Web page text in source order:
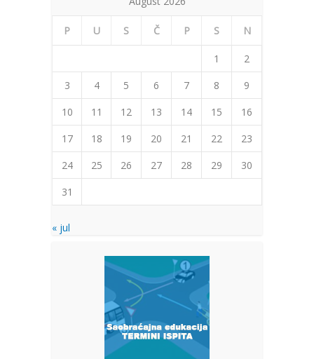
P U S Č P S N
1
2
3
4 5 6 7 8
9
10
11 12 13 14 15
16
17
18 19 20 21 22
23
24
25 26 27 28 29
30
31
« jul